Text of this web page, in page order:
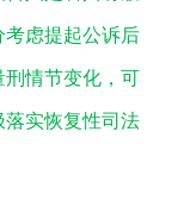
虑提起公诉后
情节变化，可
落实恢复性司法